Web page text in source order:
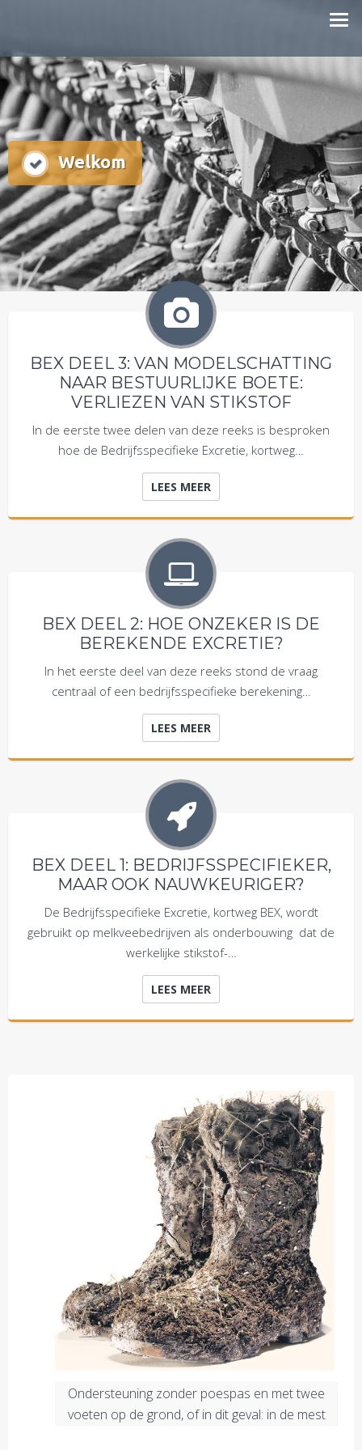
Welkom
BEX DEEL 3: VAN MODELSCHATTING
NAAR BESTUURLIJKE BOETE:
VERLIEZEN VAN STIKSTOF
In de eerste twee delen van deze reeks is besproken
hoe de Bedrijfsspecifieke Excretie, kortweg…
LEES MEER
BEX DEEL 2: HOE ONZEKER IS DE
BEREKENDE EXCRETIE?
In het eerste deel van deze reeks stond de vraag
centraal of een bedrijfsspecifieke berekening…
LEES MEER
BEX DEEL 1: BEDRIJFSSPECIFIEKER,
MAAR OOK NAUWKEURIGER?
De Bedrijfsspecifieke Excretie, kortweg BEX, wordt
gebruikt op melkveebedrijven als onderbouwing dat de
werkelijke stikstof-…
LEES MEER
Ondersteuning zonder poespas en met twee
voeten op de grond, of in dit geval: in de mest